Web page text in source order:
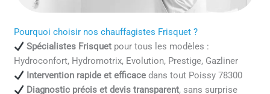
Pourquoi choisir nos chauffagistes Frisquet ?
Spécialistes Frisquetpour tous les modèles :
Hydroconfort, Hydromotrix, Evolution, Prestige, Gazliner
Intervention rapide et efficacedans tout Poissy 78300
Diagnostic précis et devis transparent, sans surprise